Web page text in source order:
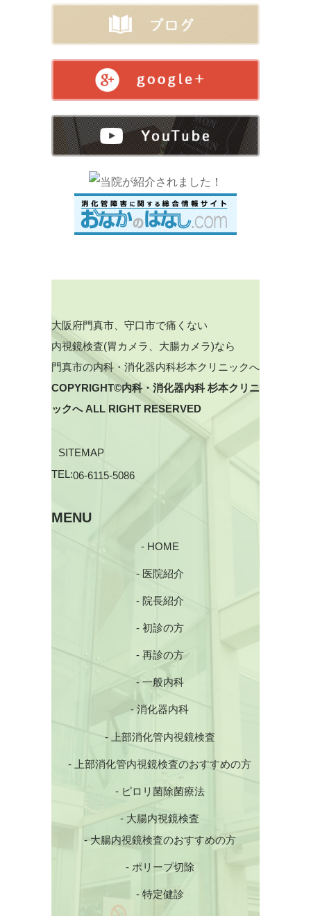
大阪府門真市、守口市で痛くない
内視鏡検査(胃カメラ、大腸カメラ)なら
門真市の内科・消化器内科杉本クリニックへ
COPYRIGHT©内科・消化器内科 杉本クリニ
ックへ ALL RIGHT RESERVED
SITEMAP
TEL:06-6115-5086
MENU
- HOME
- 医院紹介
- 院長紹介
- 初診の方
- 再診の方
- 一般内科
- 消化器内科
- 上部消化管内視鏡検査
- 上部消化管内視鏡検査のおすすめの方
- ピロリ菌除菌療法
- 大腸内視鏡検査
- 大腸内視鏡検査のおすすめの方
- ポリープ切除
- 特定健診